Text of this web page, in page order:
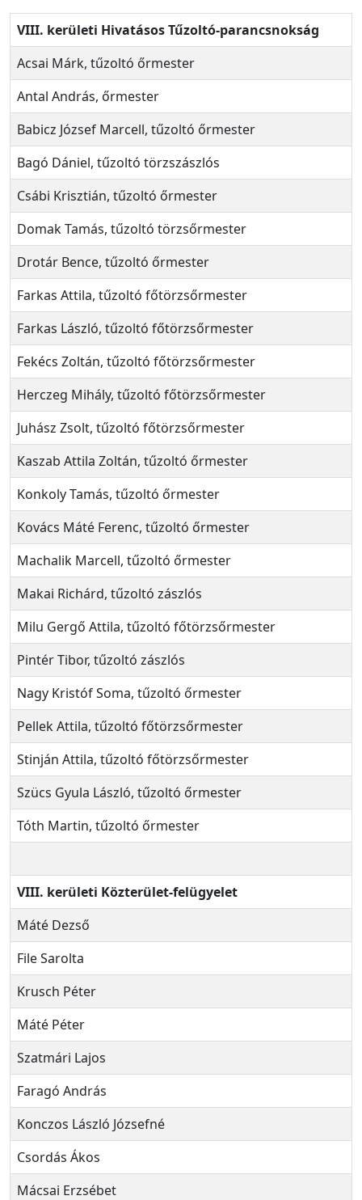
VIII. kerületi Hivatásos Tűzoltó-parancsnokság
Acsai Márk, tűzoltó őrmester
Antal András, őrmester
Babicz József Marcell, tűzoltó őrmester
Bagó Dániel, tűzoltó törzszászlós
Csábi Krisztián, tűzoltó őrmester
Domak Tamás, tűzoltó törzsőrmester
Drotár Bence, tűzoltó őrmester
Farkas Attila, tűzoltó főtörzsőrmester
Farkas László, tűzoltó főtörzsőrmester
Fekécs Zoltán, tűzoltó főtörzsőrmester
Herczeg Mihály, tűzoltó főtörzsőrmester
Juhász Zsolt, tűzoltó főtörzsőrmester
Kaszab Attila Zoltán, tűzoltó őrmester
Konkoly Tamás, tűzoltó őrmester
Kovács Máté Ferenc, tűzoltó őrmester
Machalik Marcell, tűzoltó őrmester
Makai Richárd, tűzoltó zászlós
Milu Gergő Attila, tűzoltó főtörzsőrmester
Pintér Tibor, tűzoltó zászlós
Nagy Kristóf Soma, tűzoltó őrmester
Pellek Attila, tűzoltó főtörzsőrmester
Stinján Attila, tűzoltó főtörzsőrmester
Szücs Gyula László, tűzoltó őrmester
Tóth Martin, tűzoltó őrmester
VIII. kerületi Közterület-felügyelet
Máté Dezső
File Sarolta
Krusch Péter
Máté Péter
Szatmári Lajos
Faragó András
Konczos László Józsefné
Csordás Ákos
Mácsai Erzsébet